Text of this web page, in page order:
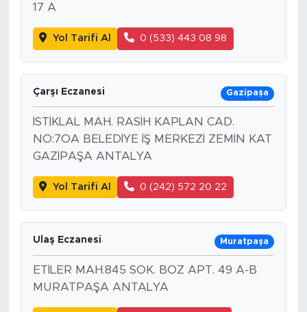
17 A
Yol Tarifi Al 0 (533) 443 08 98
Çarşı Eczanesi Gazipaşa
İSTİKLAL MAH. RASİH KAPLAN CAD.
NO:7OA BELEDİYE İŞ MERKEZİ ZEMİN KAT
GAZİPAŞA ANTALYA
Yol Tarifi Al 0 (242) 572 20 22
Ulaş Eczanesi Muratpaşa
ETİLER MAH.845 SOK. BOZ APT. 49 A-B
MURATPAŞA ANTALYA